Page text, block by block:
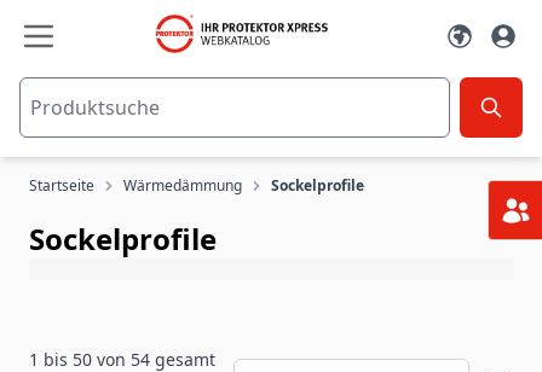
Zum Inhalt springen
Startseite Wärmedämmung Sockelprofile
Sockelprofile
1 bis 50 von 54 gesamt